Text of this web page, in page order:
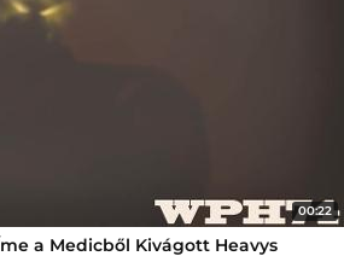
00:22
a Medicből Kivágott Heavys